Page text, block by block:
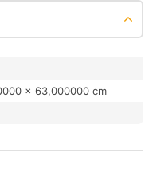
× 63,000000 cm